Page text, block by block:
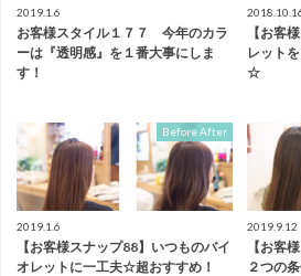
2019.1.6
お客様スタイル１７７ 今年のカラ
ーは『透明感』を１番大事にしま
す！
【お客
レット
☆
Before After
2019.1.6
【お客様スナップ88】いつものバイ
オレットに一工夫☆超おすすめ！
2019.9.12
【お客
２つの